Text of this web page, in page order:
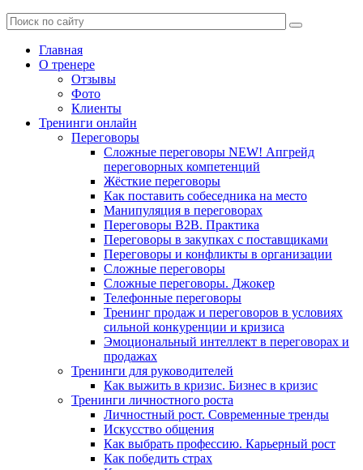
Главная
О тренере
Отзывы
Фото
Клиенты
Тренинги онлайн
Переговоры
Сложные переговоры NEW! Апгрейд
переговорных компетенций
Жёсткие переговоры
Как поставить собеседника на место
Манипуляция в переговорах
Переговоры B2B. Практика
Переговоры в закупках с поставщиками
Переговоры и конфликты в организации
Сложные переговоры
Сложные переговоры. Джокер
Телефонные переговоры
Тренинг продаж и переговоров в условиях
сильной конкуренции и кризиса
Эмоциональный интеллект в переговорах и
продажах
Тренинги для руководителей
Как выжить в кризис. Бизнес в кризис
Тренинги личностного роста
Личностный рост. Современные тренды
Искусство общения
Как выбрать профессию. Карьерный рост
Как победить страх